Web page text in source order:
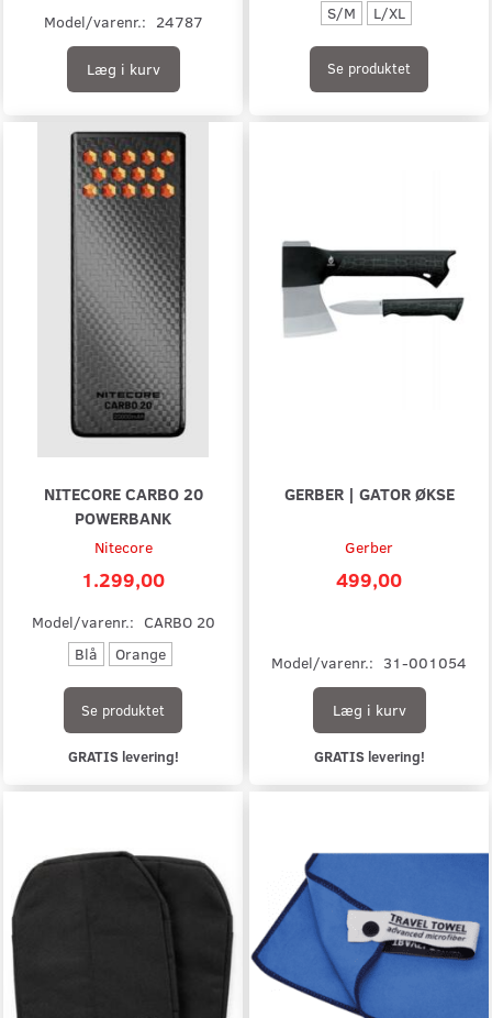
Model/varenr.: 24787
Læg i kurv
S/M
L/XL
Se produktet
NITECORE CARBO 20
POWERBANK
Nitecore
1.299,00
Model/varenr.: CARBO 20
Blå
Orange
Se produktet
GRATIS levering!
GERBER | GATOR ØKSE
Gerber
499,00
Model/varenr.: 31-001054
Læg i kurv
GRATIS levering!